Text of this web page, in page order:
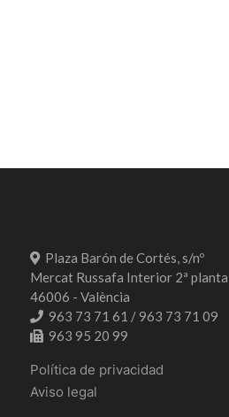
Plaza Barón de Cortés, s/nº
Mercat Russafa Interior 2ª planta
46006 - València
963 73 71 61 / 963 73 71 09
963 95 20 99
Política de privacidad
Aviso legal